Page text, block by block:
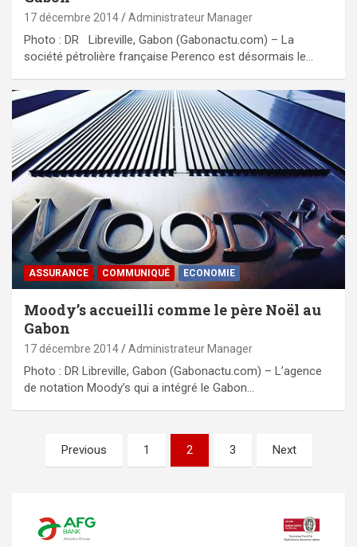
17 décembre 2014 Administrateur Manager
Photo : DR Libreville, Gabon (Gabonactu.com) – La
société pétrolière française Perenco est désormais le…
ASSURANCE COMMUNIQUÉ ECONOMIE
Moody’s accueilli comme le père Noël au
Gabon
17 décembre 2014 Administrateur Manager
Photo : DR Libreville, Gabon (Gabonactu.com) – L’agence
de notation Moody’s qui a intégré le Gabon…
Pagination
Previous 1 2 3 Next